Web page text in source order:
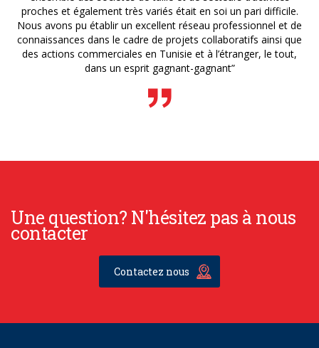
proches et également très variés était en soi un pari difficile.
Nous avons pu établir un excellent réseau professionnel et de
connaissances dans le cadre de projets collaboratifs ainsi que
des actions commerciales en Tunisie et à l’étranger, le tout,
dans un esprit gagnant-gagnant”
Une question? N'hésitez pas à nous
contacter
Contactez nous